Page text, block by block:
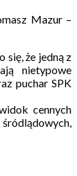
Mazur –
się, że jedną z
nietypowe
puchar SPK
cennych